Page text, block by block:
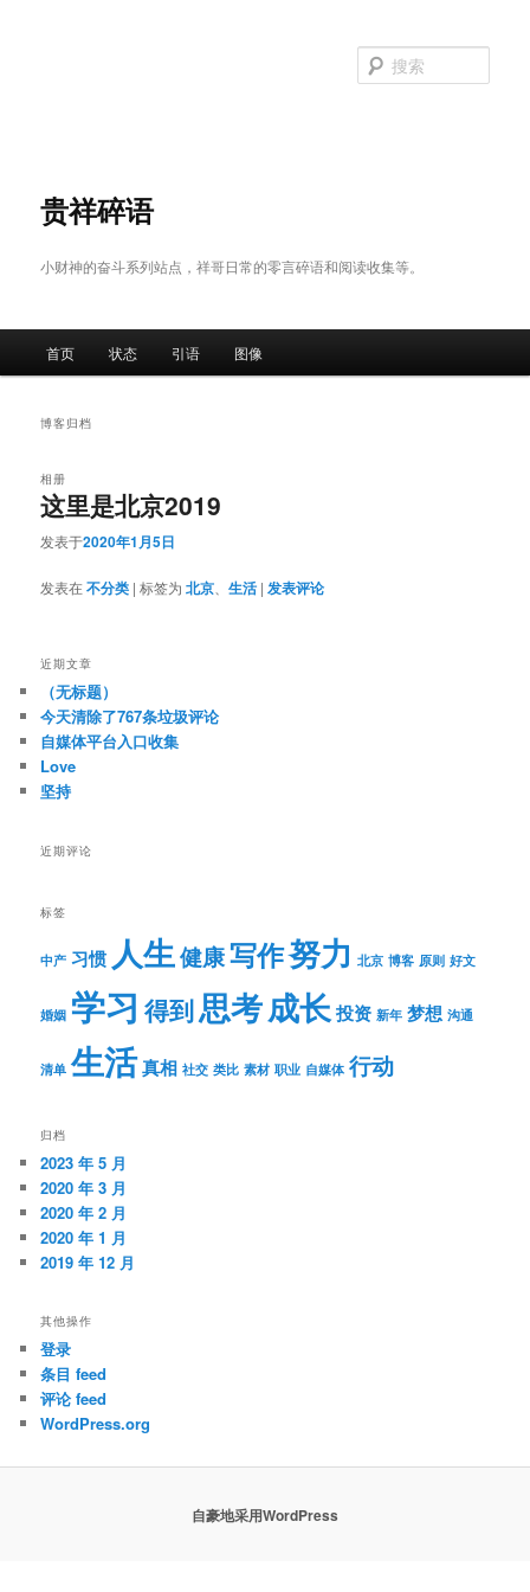
贵祥碎语
小财神的奋斗系列站点，祥哥日常的零言碎语和阅读收集等。
索
首页 状态 引语 图像
博客归档
这里是北京2019
相册
发表于2020年1月5日
发表在不分类 |标签为 北京 、生活 | 发表评论
近期文章
（无标题）
今天清除了767条垃圾评论
自媒体平台入口收集
Love
坚持
近期评论
标签
中产 习惯 人生健康写作努力 北京 博客 原则 好文
婚姻 学习 得到思考成长投资 新年 梦想 沟通
清单 生活真相 社交 类比 素材 职业 自媒体 行动
归档
2023 年 5 月
2020 年 3 月
2020 年 2 月
2020 年 1 月
2019 年 12 月
其他操作
登录
条目 feed
评论 feed
WordPress.org
自豪地采用WordPress